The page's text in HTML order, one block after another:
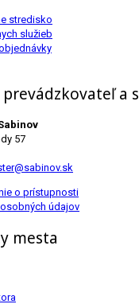
stredisko
služieb
a
57
o prístupnosti
údajov
mesta